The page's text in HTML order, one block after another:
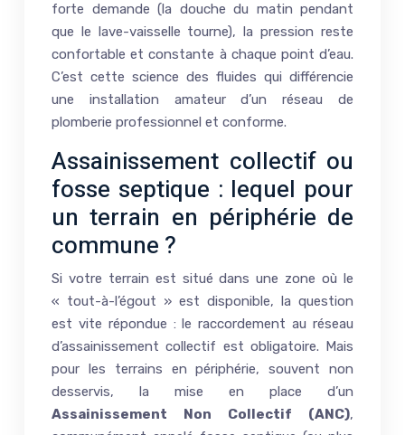
forte demande (la douche du matin pendant
que le lave-vaisselle tourne), la pression reste
confortable et constante à chaque point d’eau.
C’est cette science des fluides qui différencie
une installation amateur d’un réseau de
plomberie professionnel et conforme.
Assainissement collectif ou
fosse septique : lequel pour
un terrain en périphérie de
commune ?
Si votre terrain est situé dans une zone où le
« tout-à-l’égout » est disponible, la question
est vite répondue : le raccordement au réseau
d’assainissement collectif est obligatoire. Mais
pour les terrains en périphérie, souvent non
desservis, la mise en place d’un
Assainissement Non Collectif (ANC),